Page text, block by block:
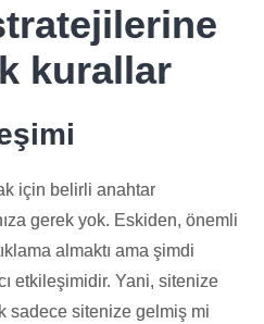
kurallar
için belirli anahtar
gerek yok. Eskiden, önemli
almaktı ama şimdi
etkileşimidir. Yani, sitenize
sadece sitenize gelmiş mi